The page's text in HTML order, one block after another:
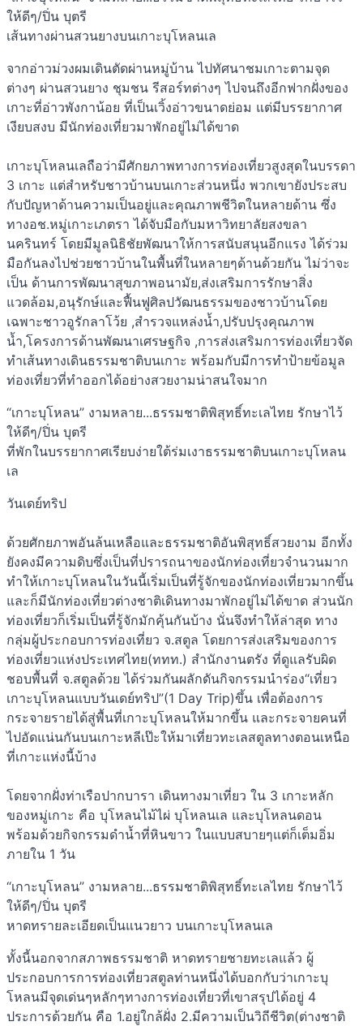
ให้ดีๆ/ปิ่น บุตรี
เส้นทางผ่านสวนยางบนเกาะบุโหลนเล
จากอ่าวม่วงผมเดินตัดผ่านหมู่บ้าน ไปทัศนาชมเกาะตามจุด
ต่างๆ ผ่านสวนยาง ชุมชน รีสอร์ทต่างๆ ไปจนถึงอีกฟากฝั่งของ
เกาะที่อ่าวพังกาน้อย ที่เป็นเวิ้งอ่าวขนาดย่อม แต่มีบรรยากาศ
เงียบสงบ มีนักท่องเที่ยวมาพักอยู่ไม่ได้ขาด
เกาะบุโหลนเลถือว่ามีศักยภาพทางการท่องเที่ยวสูงสุดในบรรดา
3 เกาะ แต่สำหรับชาวบ้านบนเกาะส่วนหนึ่ง พวกเขายังประสบ
กับปัญหาด้านความเป็นอยู่และคุณภาพชีวิตในหลายด้าน ซึ่ง
ทางอช.หมู่เกาะเภตรา ได้จับมือกับมหาวิทยาลัยสงขลา
นครินทร์ โดยมีมูลนิธิชัยพัฒนาให้การสนับสนุนอีกแรง ได้ร่วม
มือกันลงไปช่วยชาวบ้านในพื้นที่ในหลายๆด้านด้วยกัน ไม่ว่าจะ
เป็น ด้านการพัฒนาสุขภาพอนามัย,ส่งเสริมการรักษาสิ่ง
แวดล้อม,อนุรักษ์และฟื้นฟูศิลปวัฒนธรรมของชาวบ้านโดย
เฉพาะชาวอูรักลาโว้ย ,สำรวจแหล่งน้ำ,ปรับปรุงคุณภาพ
น้ำ,โครงการด้านพัฒนาเศรษฐกิจ ,การส่งเสริมการท่องเที่ยวจัด
ทำเส้นทางเดินธรรมชาติบนเกาะ พร้อมกับมีการทำป้ายข้อมูล
ท่องเที่ยวที่ทำออกได้อย่างสวยงามน่าสนใจมาก
“เกาะบุโหลน” งามหลาย...ธรรมชาติพิสุทธิ์ทะเลไทย รักษาไว้
ให้ดีๆ/ปิ่น บุตรี
ที่พักในบรรยากาศเรียบง่ายใต้ร่มเงาธรรมชาติบนเกาะบุโหลน
เล
วันเดย์ทริป
ด้วยศักยภาพอันล้นเหลือและธรรมชาติอันพิสุทธิ์สวยงาม อีกทั้ง
ยังคงมีความดิบซึ่งเป็นที่ปรารถนาของนักท่องเที่ยวจำนวนมาก
ทำให้เกาะบุโหลนในวันนี้เริ่มเป็นที่รู้จักของนักท่องเที่ยวมากขึ้น
และก็มีนักท่องเที่ยวต่างชาติเดินทางมาพักอยู่ไม่ได้ขาด ส่วนนัก
ท่องเที่ยวก็เริ่มเป็นที่รู้จักมักคุ้นกันบ้าง นั่นจึงทำให้ล่าสุด ทาง
กลุ่มผู้ประกอบการท่องเที่ยว จ.สตูล โดยการส่งเสริมของการ
ท่องเที่ยวแห่งประเทศไทย(ททท.) สำนักงานตรัง ที่ดูแลรับผิด
ชอบพื้นที่ จ.สตูลด้วย ได้ร่วมกันผลักดันกิจกรรมนำร่อง“เที่ยว
เกาะบุโหลนแบบวันเดย์ทริป”(1 Day Trip)ขึ้น เพื่อต้องการ
กระจายรายได้สู่พื้นที่เกาะบุโหลนให้มากขึ้น และกระจายคนที่
ไปอัดแน่นกันบนเกาะหลีเป๊ะให้มาเที่ยวทะเลสตูลทางตอนเหนือ
ที่เกาะแห่งนี้บ้าง
โดยจากฝั่งท่าเรือปากบารา เดินทางมาเที่ยว ใน 3 เกาะหลัก
ของหมู่เกาะ คือ บุโหลนไม้ไผ่ บุโหลนเล และบุโหลนดอน
พร้อมด้วยกิจกรรมดำน้ำที่หินขาว ในแบบสบายๆแต่ก็เต็มอิ่ม
ภายใน 1 วัน
“เกาะบุโหลน” งามหลาย...ธรรมชาติพิสุทธิ์ทะเลไทย รักษาไว้
ให้ดีๆ/ปิ่น บุตรี
หาดทรายละเอียดเป็นแนวยาว บนเกาะบุโหลนเล
ทั้งนี้นอกจากสภาพธรรมชาติ หาดทรายชายทะเลแล้ว ผู้
ประกอบการการท่องเที่ยวสตูลท่านหนึ่งได้บอกกับว่าเกาะบุ
โหลนมีจุดเด่นๆหลักๆทางการท่องเที่ยวที่เขาสรุปได้อยู่ 4
ประการด้วยกัน คือ 1.อยู่ใกล้ฝั่ง 2.มีความเป็นวิถีชีวิต(ต่างชาติ